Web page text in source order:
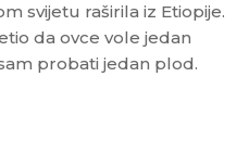
svijetu raširila iz Etiopije.
da ovce vole jedan
probati jedan plod.